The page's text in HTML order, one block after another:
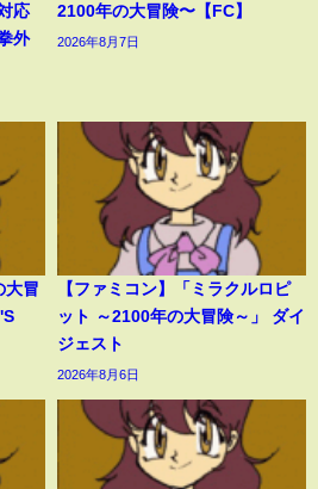
応
外
2100年の大冒険〜【FC】
2026年8月7日
大冒
【ファミコン】「ミラクルロピ
ット ～2100年の大冒険～」 ダイ
ジェスト
2026年8月6日